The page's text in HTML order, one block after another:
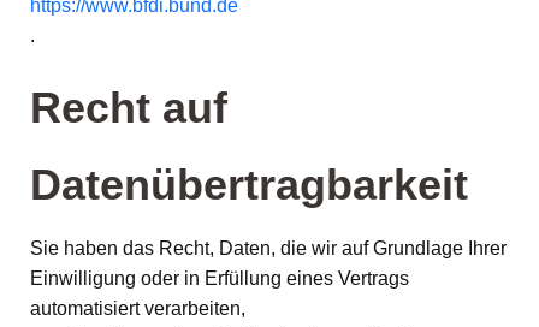
https://www.bfdi.bund.de
.
Recht auf
Datenübertragbarkeit
Sie haben das Recht, Daten, die wir auf Grundlage Ihrer
Einwilligung oder in Erfüllung eines Vertrags
automatisiert verarbeiten,